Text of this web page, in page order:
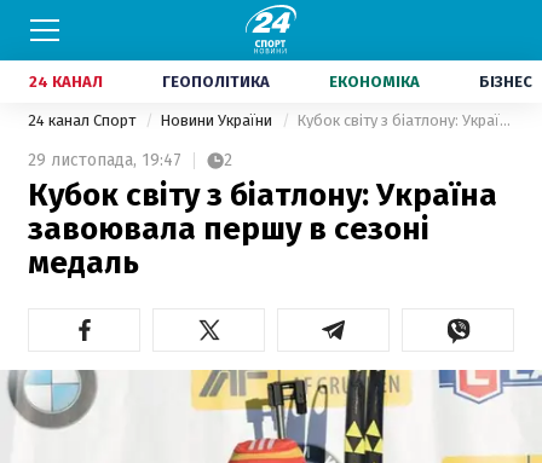
24 КАНАЛ ГЕОПОЛІТИКА ЕКОНОМІКА БІЗНЕС
24 канал Спорт Новини України Кубок світу з біатлону: Україна завоювала першу в сезоні медаль
29 листопада, 19:47 2
Кубок світу з біатлону: Україна
завоювала першу в сезоні
медаль